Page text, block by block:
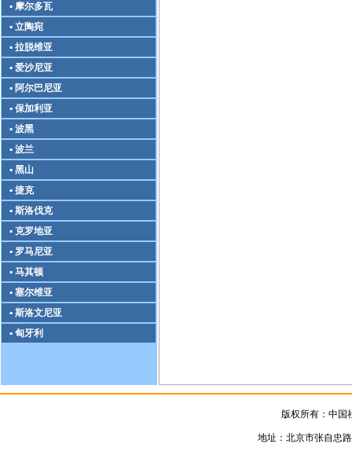
▪ 摩尔多瓦
▪ 立陶宛
▪ 拉脱维亚
▪ 爱沙尼亚
▪ 阿尔巴尼亚
▪ 保加利亚
▪ 波黑
▪ 波兰
▪ 黑山
▪ 捷克
▪ 斯洛伐克
▪ 克罗地亚
▪ 罗马尼亚
▪ 马其顿
▪ 塞尔维亚
▪ 斯洛文尼亚
▪ 匈牙利
版权所有：中国
地址：北京市张自忠